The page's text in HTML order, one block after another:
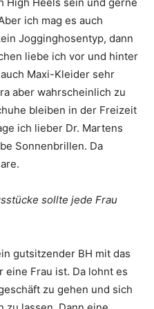
ich mag es auch
Jogginghosentyp, dann
liebe ich vor und hinter
Maxi-Kleider sehr
aber wahrscheinlich zu
bleiben in der Freizeit
ich lieber Dr. Martens
Sonnenbrillen. Da
sollte jede Frau
gutsitzender BH mit das
Frau ist. Da lohnt es
zu gehen und sich